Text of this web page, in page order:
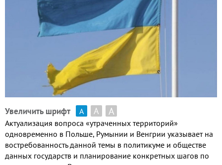
Увеличить шрифт А А А
Актуализация вопроса «утраченных территорий»
одновременно в Польше, Румынии и Венгрии указывает на
востребованность данной темы в политикуме и обществе
данных государств и планирование конкретных шагов по